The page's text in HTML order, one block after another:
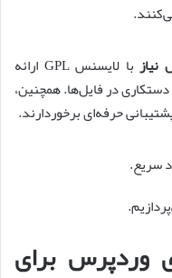
نیاز
با لایسنس GPL ارائه
در فایل‌ها. همچنین،
حرفه‌ای برخوردارند.
سریع.
وردپرس برای